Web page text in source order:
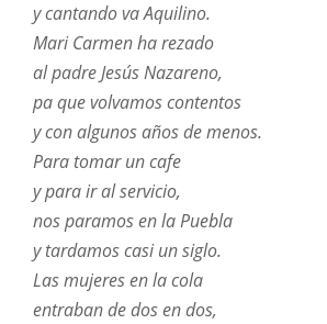
y cantando va Aquilino.
Mari Carmen ha rezado
al padre Jesús Nazareno,
pa que volvamos contentos
y con algunos años de menos.
Para tomar un cafe
y para ir al servicio,
nos paramos en la Puebla
y tardamos casi un siglo.
Las mujeres en la cola
entraban de dos en dos,